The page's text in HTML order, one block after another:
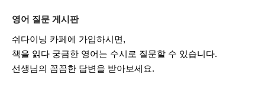
영어 질문 게시판
쉬다이닝 카페에 가입하시면,
책을 읽다 궁금한 영어는 수시로 질문할 수 있습니다.
선생님의 꼼꼼한 답변을 받아보세요.